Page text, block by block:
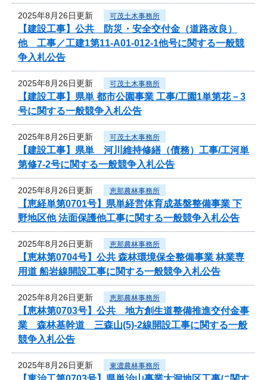
2025年8月26日更新 可茂土木事務所
【建設工事】公共 防災・安全交付金（道路改良）
他 工事／工建1第11-A01-012-1他号に関する一般競
争入札公告
2025年8月26日更新 可茂土木事務所
【建設工事】県単 都市公園事業 工事/工園1単第花－3
号に関する一般競争入札公告
2025年8月26日更新 可茂土木事務所
【建設工事】県単 河川維持修繕（債務）工事/工河単
第修7-2号に関する一般競争入札公告
2025年8月26日更新 恵那農林事務所
【恵経単第0701号】県単経営体育成基盤整備事業 下
野地区他 法面保護他工事に関する一般競争入札公告
2025年8月26日更新 恵那農林事務所
【恵林第0704号】公共 森林環境保全整備事業 林業専
用道 船岩線開設工事に関する一般競争入札公告
2025年8月26日更新 恵那農林事務所
【恵林第0703号】公共 地方創生道整備推進交付金事
業 森林基幹道 三森山(5)-2線開設工事に関する一般
競争入札公告
2025年8月26日更新 東濃農林事務所